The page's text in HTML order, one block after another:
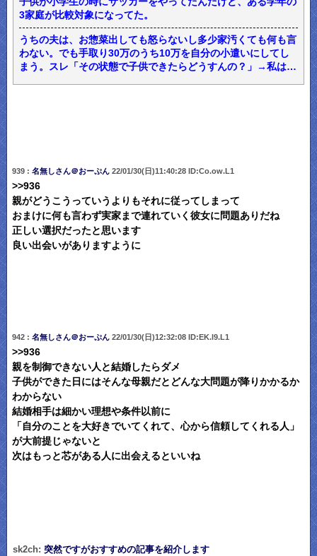
3家庭が比較対象になってた。
うちの夫は、お惣菜出しても怒らないし多少家汚くても何も言
わない。でも手取り30万のうち10万を自分の小遣いにしてし
まう。スレ「その状態で子供できたらどうすんの？」→私は…
939 : 名無しさん＠おーぷん22/01/30(日)11:40:28 ID:Co.ow.L1
>>936
親がどうこうっていうよりもそれに従ってしまって
おまけに何も言わず実家まで連れていく彼女に問題ありだね
正しい選択だったと思います
良い出会いがありますように
942 : 名無しさん＠おーぷん22/01/30(日)12:32:08 ID:EK.l9.L1
>>936
親を制御できない人と結婚したらダメ
子供ができた日にはそんな母親だとどんな大問題が降りかかるか
わからない
結婚相手は細かい理想や条件以前に
「自分のことを大好きでいてくれて、心から信頼してくれる人」
が大前提じゃないと
次はもっと芯がある人に出会えるといいね
sk2ch: 突然ですがおすすめの記事を紹介します